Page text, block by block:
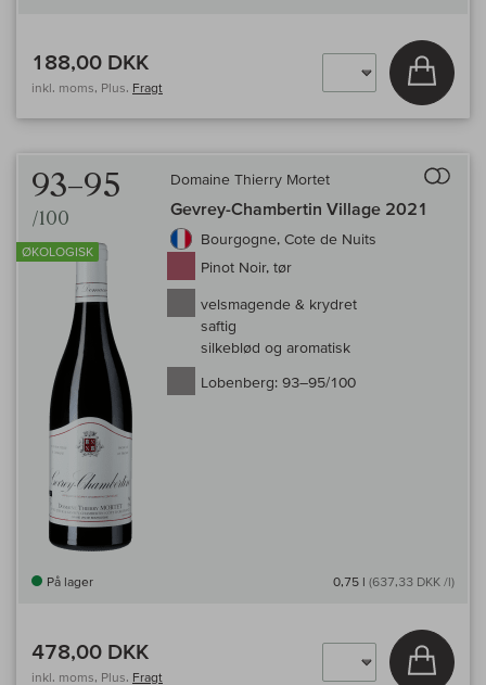
188,00 DKK
inkl. moms, Plus. Fragt
Læg i
93–95
/100
ØKOLOGISK
Domaine Thierry Mortet
Gevrey-Chambertin Village 2021
Bourgogne, Cote de Nuits
Pinot Noir, tør
velsmagende & krydret
saftig
silkeblød og aromatisk
Lobenberg: 93–95/100
På lager 0,75 l (637,33 DKK /l)
478,00 DKK
inkl. moms, Plus. Fragt
Læg i